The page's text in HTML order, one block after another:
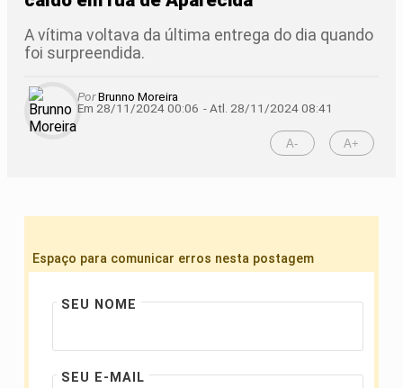
A vítima voltava da última entrega do dia quando
foi surpreendida.
PorBrunno Moreira
Em 28/11/2024 00:06 - Atl. 28/11/2024 08:41
A- A+
Espaço para comunicar erros nesta postagem
SEU NOME
SEU E-MAIL